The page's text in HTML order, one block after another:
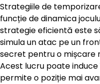
Strategiile de
funcție de dinamica
strategie eficientă este
simula un atac pe un
secret pentru o mișcare
Acest lucru poate
permite o poziție mai